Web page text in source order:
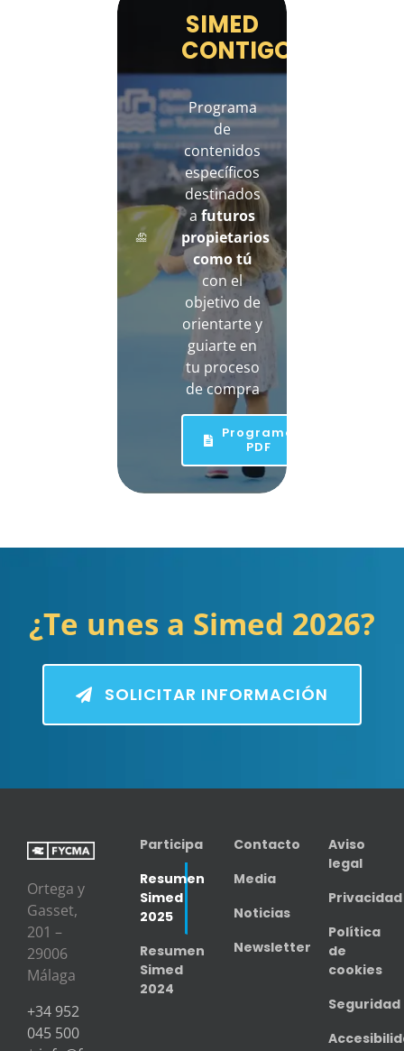
SIMED
CONTIGO
Programa
de
contenidos
específicos
destinados
afuturos
propietarios
como tú
con el
objetivo de
orientarte y
guiarte en
tu proceso
de compra
Programa
PDF
¿Te unes a Simed 2026?
SOLICITAR INFORMACIÓN
Ortega y
Gasset,
201 –
29006
Málaga
+34 952
045 500
Participa
Resumen
Simed
2025
Resumen
Simed
2024
Contacto
Media
Noticias
Newsletter
Aviso
legal
Privacidad
Política
de
cookies
Seguridad